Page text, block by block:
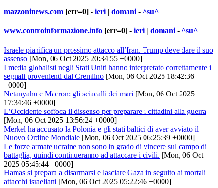
mazzoninews.com [err=0] - ieri | domani - ^su^
www.controinformazione.info [err=0] - ieri | domani - ^su^
Israele pianifica un prossimo attacco all’Iran. Trump deve dare il suo
assenso [Mon, 06 Oct 2025 20:34:55 +0000]
I media globalisti negli Stati Uniti hanno interpretato correttamente i
segnali provenienti dal Cremlino [Mon, 06 Oct 2025 18:42:36
+0000]
Netanyahu e Macron: gli sciacalli dei mari [Mon, 06 Oct 2025
17:34:46 +0000]
L’Occidente soffoca il dissenso per preparare i cittadini alla guerra
[Mon, 06 Oct 2025 13:56:24 +0000]
Merkel ha accusato la Polonia e gli stati baltici di aver avviato il
Nuovo Ordine Mondiale [Mon, 06 Oct 2025 06:25:39 +0000]
Le forze armate ucraine non sono in grado di vincere sul campo di
battaglia, quindi continueranno ad attaccare i civili. [Mon, 06 Oct
2025 05:45:44 +0000]
Hamas si prepara a disarmarsi e lasciare Gaza in seguito ai mortali
attacchi israeliani [Mon, 06 Oct 2025 05:22:46 +0000]